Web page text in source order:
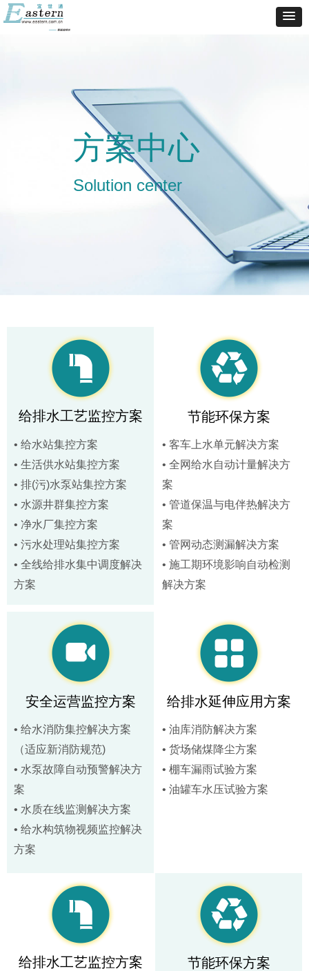
方案中心
Solution center
给排水工艺监控方案
• 给水站集控方案
• 生活供水站集控方案
• 排(污)水泵站集控方案
• 水源井群集控方案
• 净水厂集控方案
• 污水处理站集控方案
• 全线给排水集中调度解决
方案
节能环保方案
• 客车上水单元解决方案
• 全网给水自动计量解决方
案
• 管道保温与电伴热解决方
案
• 管网动态测漏解决方案
• 施工期环境影响自动检测
解决方案
安全运营监控方案
• 给水消防集控解决方案
（适应新消防规范)
• 水泵故障自动预警解决方
案
• 水质在线监测解决方案
• 给水构筑物视频监控解决
方案
给排水延伸应用方案
• 油库消防解决方案
• 货场储煤降尘方案
• 棚车漏雨试验方案
• 油罐车水压试验方案
给排水工艺监控方案 节能环保方案